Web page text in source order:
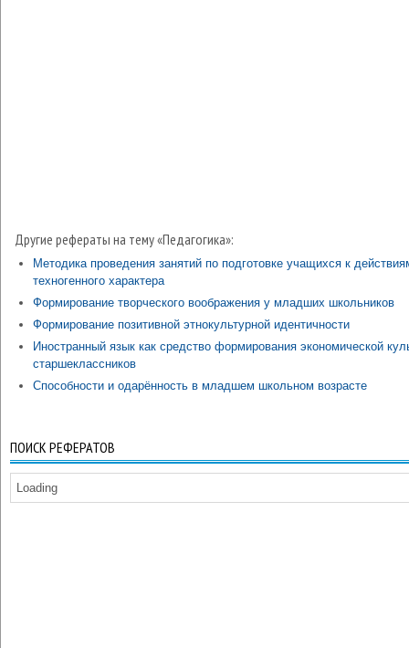
Другие рефераты на тему «Педагогика»:
Методика проведения занятий по подготовке учащихся к
техногенного характера
Формирование творческого воображения у младших школьников
Формирование позитивной этнокультурной идентичности
Иностранный язык как средство формирования экономической
старшеклассников
Способности и одарённость в младшем школьном возрасте
ПОИСК РЕФЕРАТОВ
Loading